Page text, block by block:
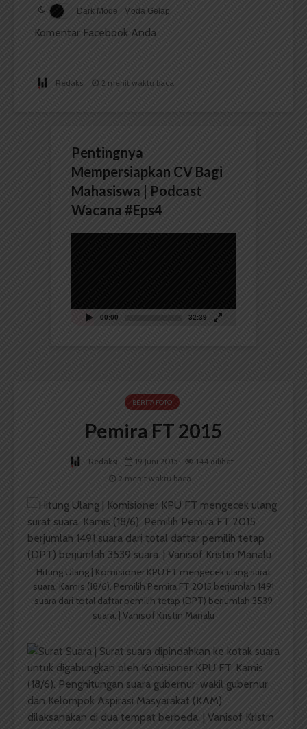
Dark Mode | Moda Gelap
Komentar Facebook Anda
Redaksi 2 menit waktu baca
Pentingnya
Mempersiapkan CV Bagi
Mahasiswa | Podcast
Wacana #Eps4
00:00 32:39
BERITA FOTO
Pemira FT 2015
Redaksi 19 Juni 2015
144 dilihat
2 menit waktu baca
Hitung Ulang | Komisioner KPU FT mengecek ulang surat
suara, Kamis (18/6). Pemilih Pemira FT 2015 berjumlah 1491
suara dari total daftar pemilih tetap (DPT) berjumlah 3539
suara. | Vanisof Kristin Manalu